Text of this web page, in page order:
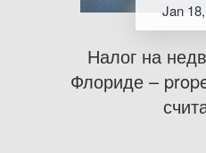
Jan
Налог на
Флориде –